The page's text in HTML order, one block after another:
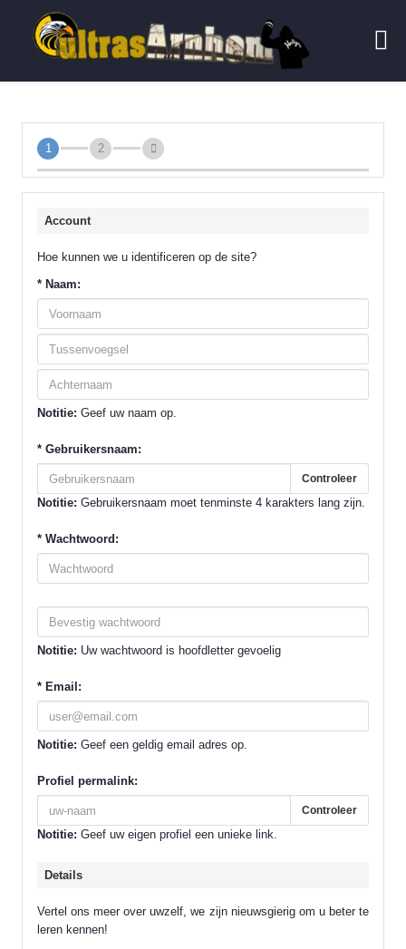
1 2
Account
Hoe kunnen we u identificeren op de site?
* Naam:
Notitie: Geef uw naam op.
* Gebruikersnaam:
Controleer
Notitie: Gebruikersnaam moet tenminste 4 karakters lang zijn.
* Wachtwoord:
Notitie: Uw wachtwoord is hoofdletter gevoelig
* Email:
Notitie: Geef een geldig email adres op.
Profiel permalink:
Controleer
Notitie: Geef uw eigen profiel een unieke link.
Details
Vertel ons meer over uwzelf, we zijn nieuwsgierig om u beter te
leren kennen!